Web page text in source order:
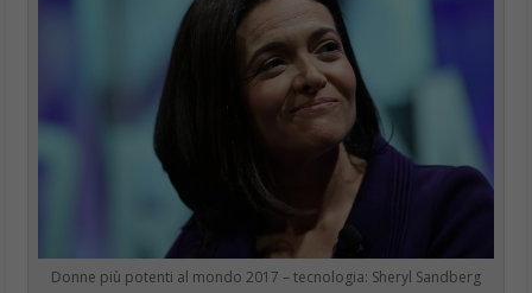
Donne più potenti al mondo 2017 – tecnologia: Sheryl Sandberg
Susan Wojcicki